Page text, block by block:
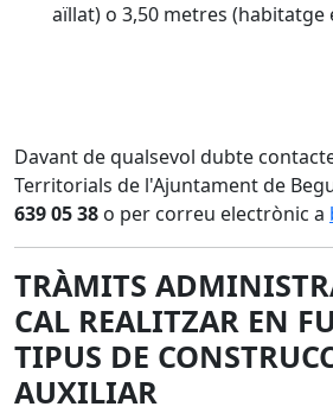
aïllat) o 3,50 metres
Davant de qualsevol dubte
Territorials de l'Ajuntament de
639 05 38 o per correu electrònic a
TRÀMITS
CAL REALITZAR EN
TIPUS DE
AUXILIAR